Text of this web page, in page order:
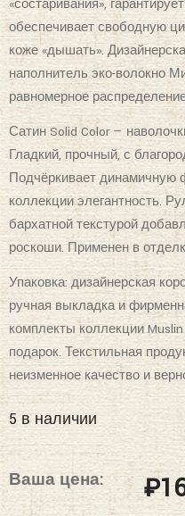
обеспечивает свободную
коже «дышать».
наполнитель эко-волокно
равномерное
Сатин Solid Color —
Гладкий, прочный, с
Подчёркивает динамичную
коллекции элегантность.
бархатной текстурой
роскоши. Применен в
Упаковка: дизайнерская
ручная выкладка и
комплекты коллекции
подарок. Текстильная
неизменное качество и
5 в наличии
Ваша цена: ₽